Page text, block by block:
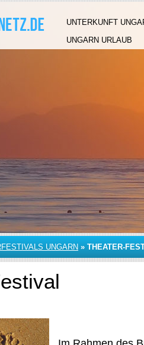
UNTERKUNFT
UNGARN URLAUB
UNGARN » THEATER-